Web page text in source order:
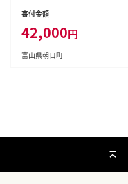
朝日町 [34310076]
寄付金額
42,000円
富山県朝日町